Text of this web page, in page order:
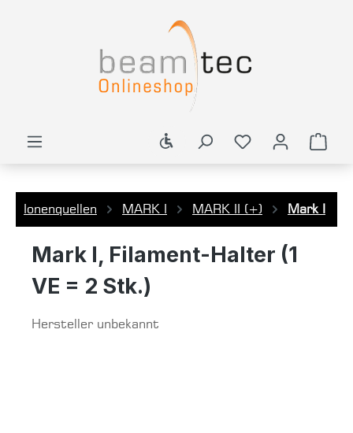
Werkzeugleiste anzeigen
Ionenquellen MARK I MARK II (+) Mark I
Mark I, Filament-Halter (1
VE = 2 Stk.)
Hersteller unbekannt